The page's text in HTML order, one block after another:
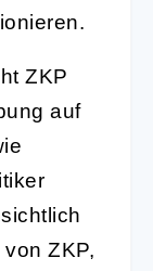
ZKP
auf
ZKP,